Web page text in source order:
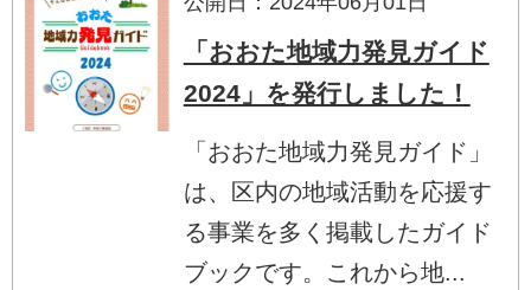
「おおた地域力発見ガイド
2024」を発行しました！
「おおた地域力発見ガイド」
は、区内の地域活動を応援す
る事業を多く掲載したガイド
ブックです。これから地...